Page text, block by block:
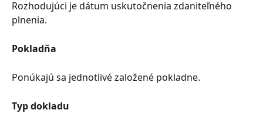
Rozhodujúci je dátum uskutočnenia zdaniteľného
plnenia.
Pokladňa
Ponúkajú sa jednotlivé založené pokladne.
Typ dokladu